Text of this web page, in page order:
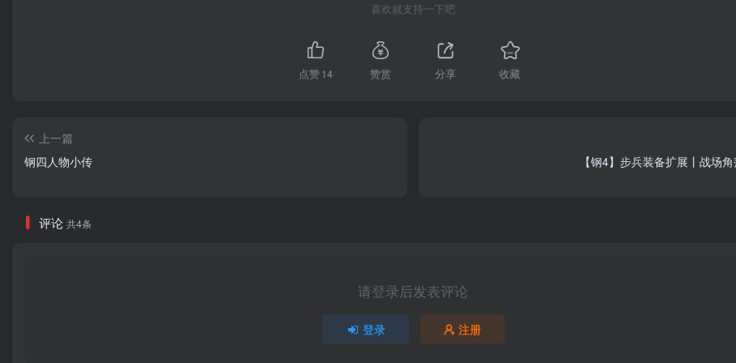
喜欢就支持一下吧
点赞14 赞赏 分享 收藏
上一篇
钢四人物小传
【钢4】步兵装备扩展丨战场角
评论 共4条
请登录后发表评论
登录 注册